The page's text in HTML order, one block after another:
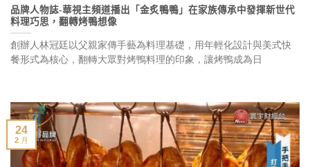
品牌人物誌-華視主頻道播出「金炙鴨鴨」在家族傳承中發揮新世代
料理巧思，翻轉烤鴨想像
創辦人林冠廷以父親家傳手藝為料理基礎，用年輕化設計與美式快
餐形式為核心，翻轉大眾對烤鴨料理的印象，讓烤鴨成為日
24
2 月